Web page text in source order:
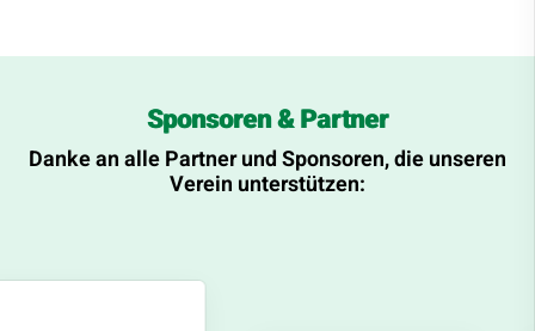
Sponsoren & Partner
Danke an alle Partner und Sponsoren, die unseren
Verein unterstützen: